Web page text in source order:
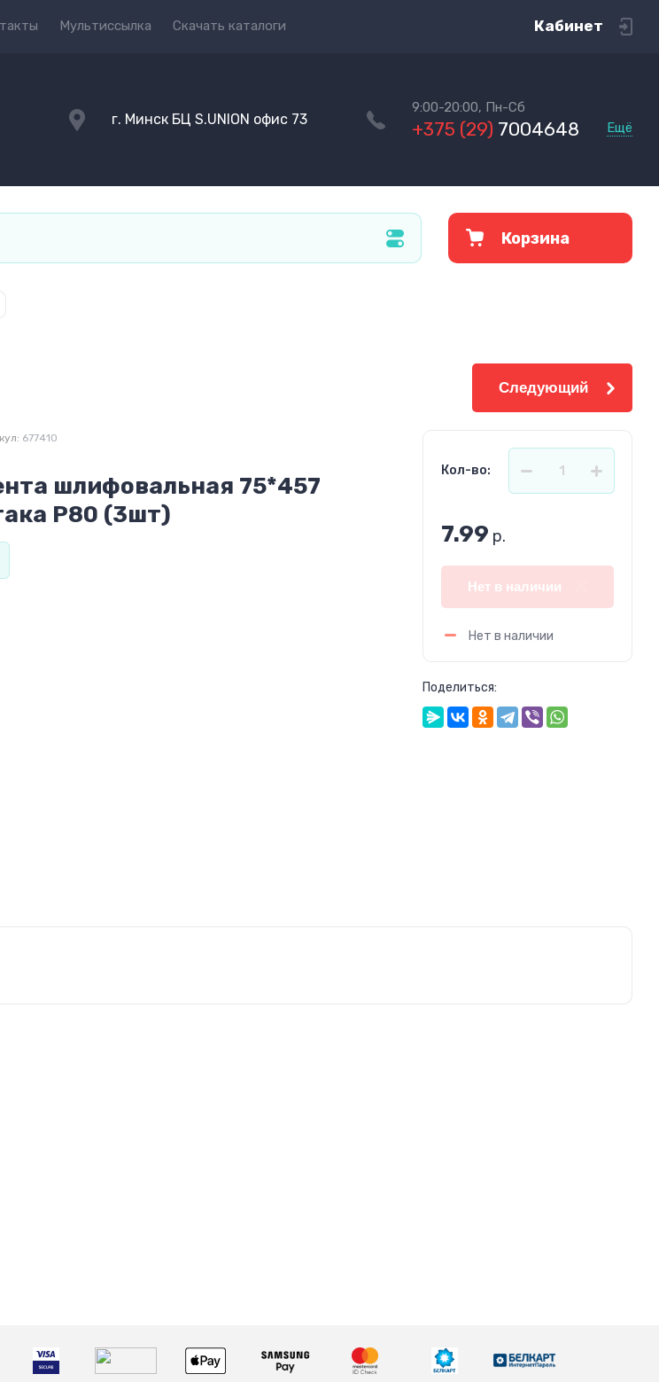
Мультиссылка Скачать каталоги Кабинет
г. Минск БЦ S.UNION офис 73
9:00-20:00, Пн-Сб
+375 (29) 7004648 Ещё
Корзина
Следующий
677410
шлифовальная 75*457
Р80 (3шт)
Кол-во:
7.99 р.
Нет в наличии
Нет в наличии
Поделиться: